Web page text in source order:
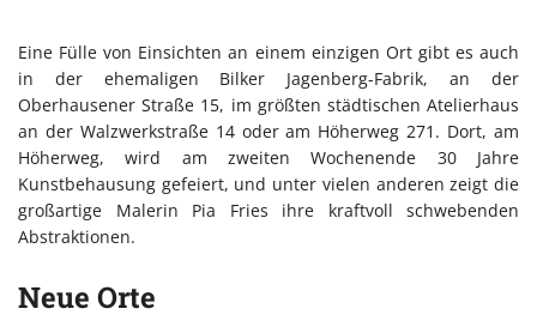
Eine Fülle von Einsichten an einem einzigen Ort gibt es auch
in der ehemaligen Bilker Jagenberg-Fabrik, an der
Oberhausener Straße 15, im größten städtischen Atelierhaus
an der Walzwerkstraße 14 oder am Höherweg 271. Dort, am
Höherweg, wird am zweiten Wochenende 30 Jahre
Kunstbehausung gefeiert, und unter vielen anderen zeigt die
großartige Malerin Pia Fries ihre kraftvoll schwebenden
Abstraktionen.
Neue Orte